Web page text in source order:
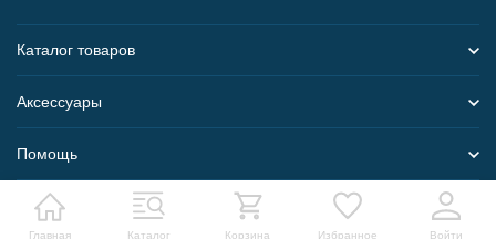
Главная Каталог Корзина Избранное Войти
Каталог товаров
Аксессуары
Помощь
Карта сайта